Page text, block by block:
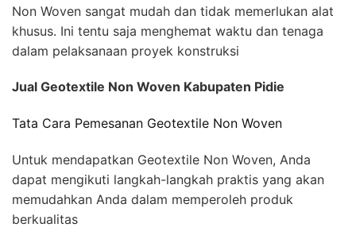
Non Woven sangat mudah dan tidak memerlukan alat
khusus. Ini tentu saja menghemat waktu dan tenaga
dalam pelaksanaan proyek konstruksi
Jual Geotextile Non Woven Kabupaten Pidie
Tata Cara Pemesanan Geotextile Non Woven
Untuk mendapatkan Geotextile Non Woven, Anda
dapat mengikuti langkah-langkah praktis yang akan
memudahkan Anda dalam memperoleh produk
berkualitas